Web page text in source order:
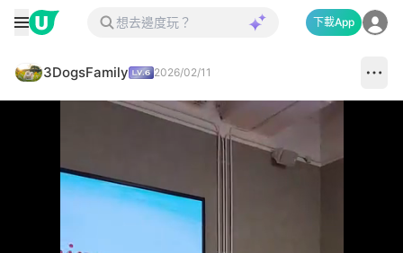
下載App
3DogsFamily 2026/02/11